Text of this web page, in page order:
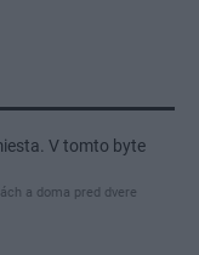
V tomto byte
a doma pred dvere